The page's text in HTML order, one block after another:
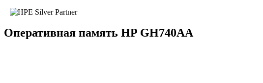
Оперативная память HP GH740AA